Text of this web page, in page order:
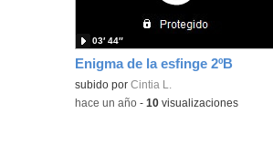
Enigma de la esfinge 2ºB
Contenido educativo.
subido porCintia L.
03′ 44″
-hace un año -10 visualizaciones